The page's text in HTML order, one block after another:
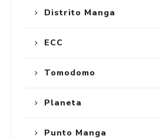
Distrito Manga
ECC
Tomodomo
Planeta
Punto Manga